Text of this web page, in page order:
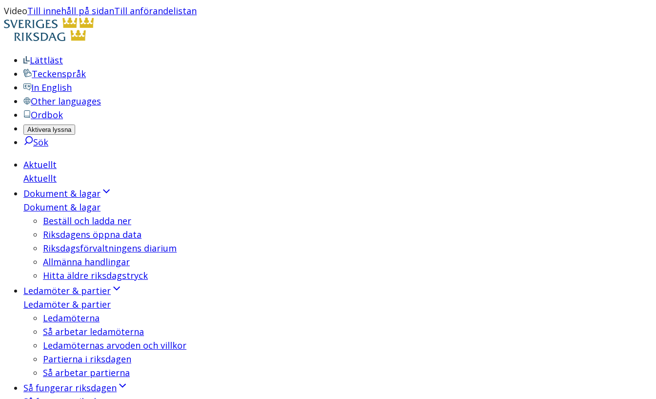
VideoTill innehåll på sidanTill anförandelistan
Lättläst
Teckenspråk
In English
Other languages
Ordbok
Aktivera lyssna
Sök
Aktuellt
Aktuellt
Dokument & lagar
Dokument & lagar
Beställ och ladda ner
Riksdagens öppna data
Riksdagsförvaltningens diarium
Allmänna handlingar
Hitta äldre riksdagstryck
Ledamöter & partier
Ledamöter & partier
Ledamöterna
Så arbetar ledamöterna
Ledamöternas arvoden och villkor
Partierna i riksdagen
Så arbetar partierna
Så fungerar riksdagen